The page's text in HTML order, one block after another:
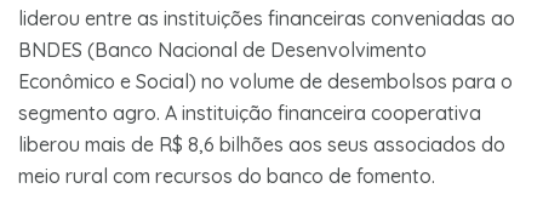
liderou entre as instituições financeiras conveniadas ao
BNDES (Banco Nacional de Desenvolvimento
Econômico e Social) no volume de desembolsos para o
segmento agro. A instituição financeira cooperativa
liberou mais de R$ 8,6 bilhões aos seus associados do
meio rural com recursos do banco de fomento.